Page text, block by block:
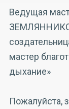
Ведущая
мастер
дыхание»
Пожалуйста,